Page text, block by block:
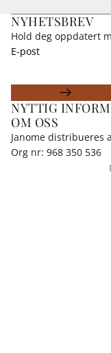
NYHETSBREV
Hold deg oppdatert
E-post
NYTTIG
OM OSS
Janome distribueres
Org nr: 968 350 536